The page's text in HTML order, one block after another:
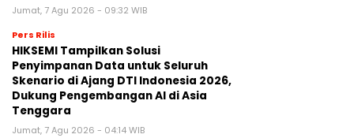
Jumat, 7 Agu 2026 - 09:32 WIB
Pers Rilis
HIKSEMI Tampilkan Solusi
Penyimpanan Data untuk Seluruh
Skenario di Ajang DTI Indonesia 2026,
Dukung Pengembangan AI di Asia
Tenggara
Jumat, 7 Agu 2026 - 04:14 WIB